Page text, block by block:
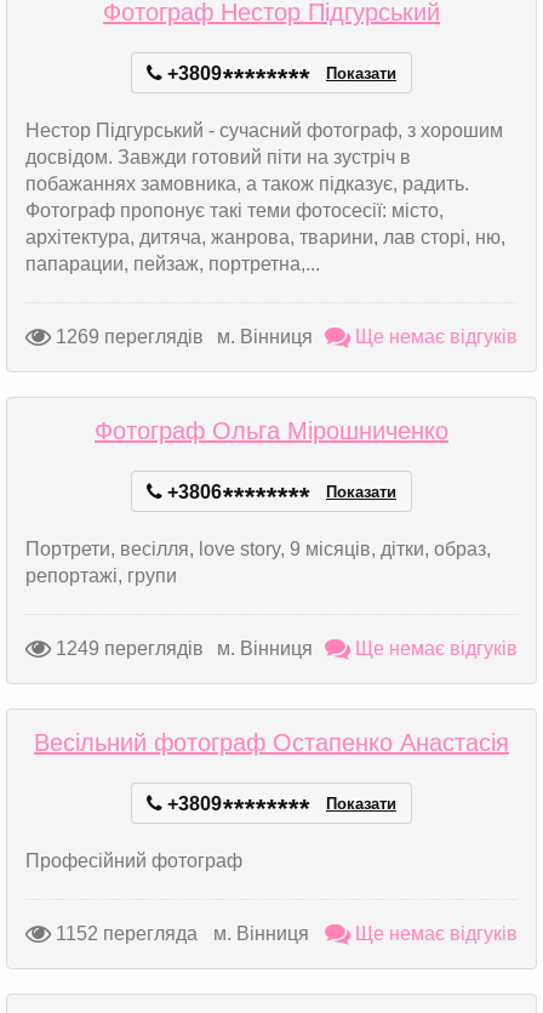
Фотограф Нестор Підгурський
+3809******** Показати
Нестор Підгурський - сучасний фотограф, з хорошим
досвідом. Завжди готовий піти на зустріч в
побажаннях замовника, а також підказує, радить.
Фотограф пропонує такі теми фотосесії: місто,
архітектура, дитяча, жанрова, тварини, лав сторі, ню,
папарации, пейзаж, портретна,...
1269 переглядів м. Вінниця Ще немає відгуків
Фотограф Ольга Мірошниченко
+3806******** Показати
Портрети, весілля, love story, 9 місяців, дітки, образ,
репортажі, групи
1249 переглядів м. Вінниця Ще немає відгуків
Весільний фотограф Остапенко Анастасія
+3809******** Показати
Професійний фотограф
1152 перегляда м. Вінниця Ще немає відгуків